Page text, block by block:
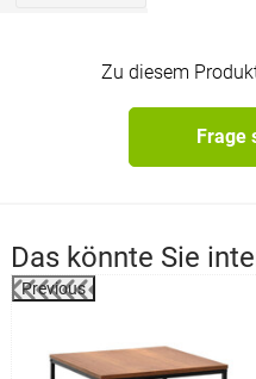
Zu diesem
Frage
Das könnte Sie
Previous